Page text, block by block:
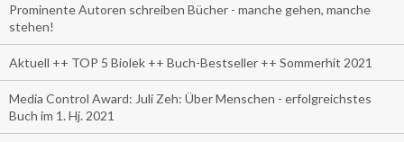
Prominente Autoren schreiben Bücher - manche gehen, manche
stehen!
Aktuell ++ TOP 5 Biolek ++ Buch-Bestseller ++ Sommerhit 2021
Media Control Award: Juli Zeh: Über Menschen - erfolgreichstes
Buch im 1. Hj. 2021